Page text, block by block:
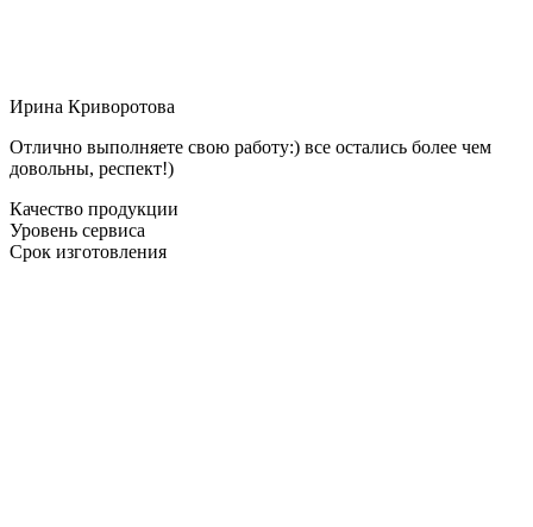
Ирина Криворотова
Отлично выполняете свою работу:) все остались более чем
довольны, респект!)
Качество продукции
Уровень сервиса
Срок изготовления